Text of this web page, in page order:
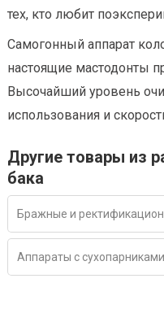
тех, кто любит
Самогонный аппарат
настоящие мастодонты
Высочайший уровень
использования и
Другие товары из
бака
Бражные и
Аппараты с сухопарниками